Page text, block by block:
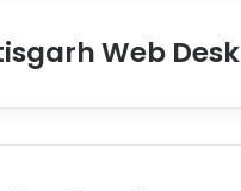
Web Desk